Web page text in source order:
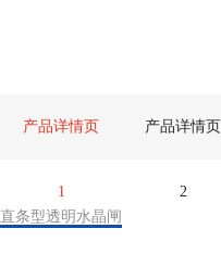
产品详情页
1
产品详情页
2
直条型透明水晶闸